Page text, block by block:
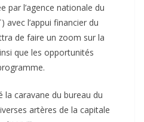
par l’agence nationale du
l’appui financier du
de faire un zoom sur la
que les opportunités
la caravane du bureau du
artères de la capitale